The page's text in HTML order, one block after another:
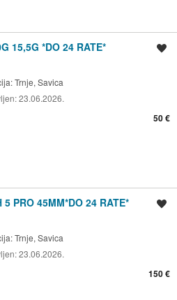
15,5G *DO 24 RATE*
Trnje, Savica
23.06.2026.
50 €
PRO 45MM*DO 24 RATE*
Trnje, Savica
23.06.2026.
150 €